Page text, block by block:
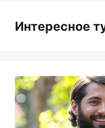
Интересное